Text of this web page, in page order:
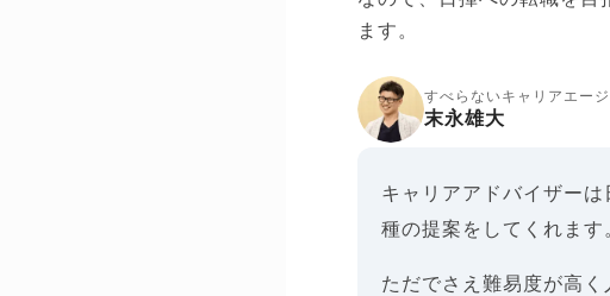
ます。
すべらないキャリアエー
末永雄大
キャリアアドバイザー
種の提案をしてくれます
ただでさえ難易度が高